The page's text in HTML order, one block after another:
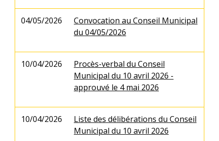
04/05/2026
Convocation au Conseil Municipal
du 04/05/2026
10/04/2026
Procès-verbal du Conseil
Municipal du 10 avril 2026 -
approuvé le 4 mai 2026
10/04/2026
Liste des délibérations du Conseil
Municipal du 10 avril 2026